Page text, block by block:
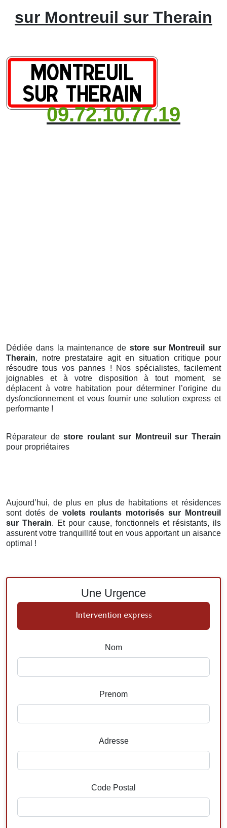
sur Montreuil sur Therain
09.72.10.77.19
Dédiée dans la maintenance de store sur Montreuil sur
Therain, notre prestataire agit en situation critique pour
résoudre tous vos pannes ! Nos spécialistes, facilement
joignables et à votre disposition à tout moment, se
déplacent à votre habitation pour déterminer l’origine du
dysfonctionnement et vous fournir une solution express et
performante !
Réparateur destore roulant sur Montreuil sur Therain
pour propriétaires
Aujourd’hui, de plus en plus de habitations et résidences
sont dotés de volets roulants motorisés sur Montreuil
sur Therain. Et pour cause, fonctionnels et résistants, ils
assurent votre tranquillité tout en vous apportant un aisance
optimal !
Une Urgence
Intervention express
Nom
Prenom
Adresse
Code Postal